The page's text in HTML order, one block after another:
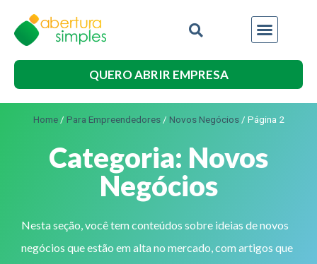
QUERO ABRIR EMPRESA
Home/ Para Empreendedores/ Novos Negócios/ Página 2
Categoria: Novos
Negócios
Nesta seção, você tem conteúdos sobre ideias de novos
negócios que estão em alta no mercado, com artigos que